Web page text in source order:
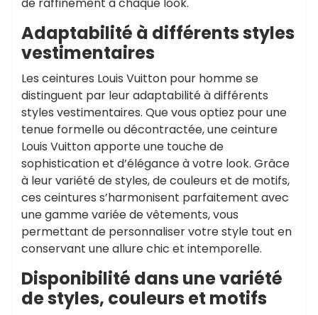
de raffinement à chaque look.
Adaptabilité à différents styles
vestimentaires
Les ceintures Louis Vuitton pour homme se
distinguent par leur adaptabilité à différents
styles vestimentaires. Que vous optiez pour une
tenue formelle ou décontractée, une ceinture
Louis Vuitton apporte une touche de
sophistication et d’élégance à votre look. Grâce
à leur variété de styles, de couleurs et de motifs,
ces ceintures s’harmonisent parfaitement avec
une gamme variée de vêtements, vous
permettant de personnaliser votre style tout en
conservant une allure chic et intemporelle.
Disponibilité dans une variété
de styles, couleurs et motifs